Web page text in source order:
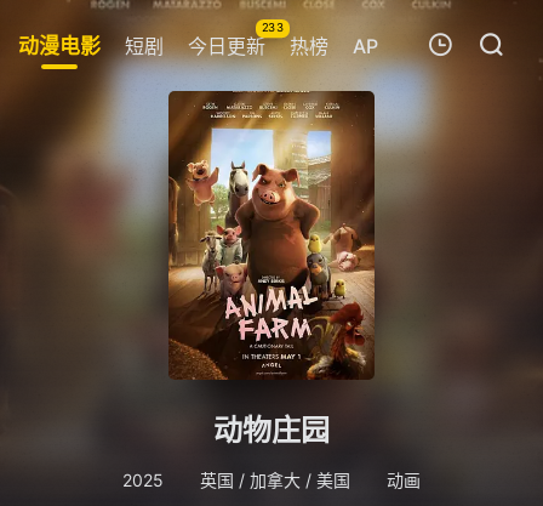
动漫电影 短剧 今日更新
233
热榜 APP
我的观影记录
暂无观看影片的记录
动物庄园
2025 英国 / 加拿大 / 美国 动画